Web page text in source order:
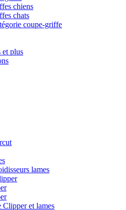
chiens
chats
coupe-griffe
et plus
lames
Clipper et lames